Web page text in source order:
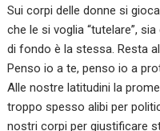
Sui corpi delle donne si
che le si voglia “tutelare”,
di fondo è la stessa. Resta
Penso io a te, penso io a
Alle nostre latitudini la
troppo spesso alibi per
nostri corpi per giustificare